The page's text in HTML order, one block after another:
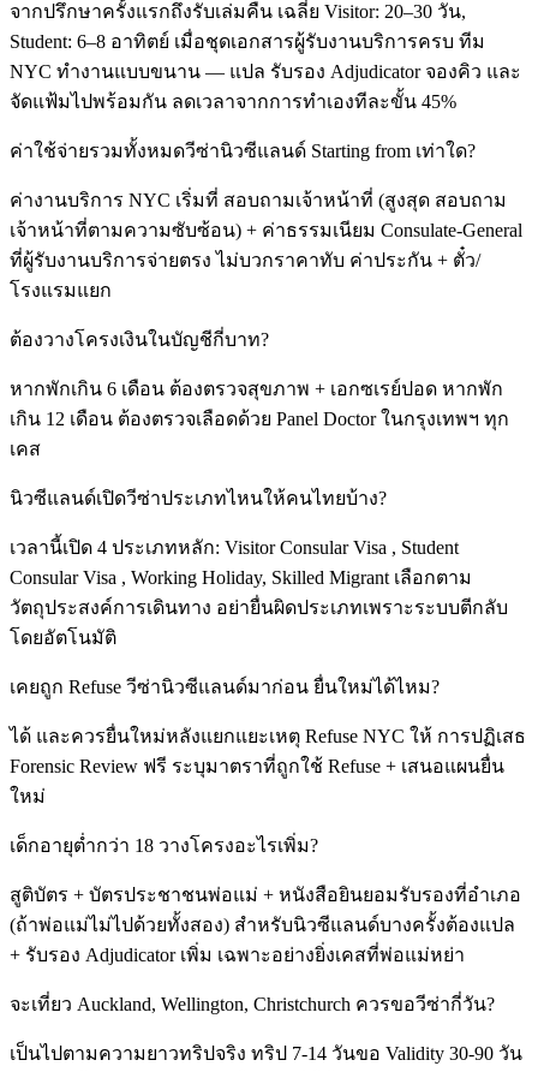
จากปรึกษาครั้งแรกถึงรับเล่มคืน เฉลี่ย Visitor: 20–30 วัน,
Student: 6–8 อาทิตย์ เมื่อชุดเอกสารผู้รับงานบริการครบ ทีม
NYC ทำงานแบบขนาน — แปล รับรอง Adjudicator จองคิว และ
จัดแฟ้มไปพร้อมกัน ลดเวลาจากการทำเองทีละขั้น 45%
ค่าใช้จ่ายรวมทั้งหมดวีซ่านิวซีแลนด์ Starting from เท่าใด?
ค่างานบริการ NYC เริ่มที่ สอบถามเจ้าหน้าที่ (สูงสุด สอบถาม
เจ้าหน้าที่ตามความซับซ้อน) + ค่าธรรมเนียม Consulate-General
ที่ผู้รับงานบริการจ่ายตรง ไม่บวกราคาทับ ค่าประกัน + ตั๋ว/
โรงแรมแยก
ต้องวางโครงเงินในบัญชีกี่บาท?
หากพักเกิน 6 เดือน ต้องตรวจสุขภาพ + เอกซเรย์ปอด หากพัก
เกิน 12 เดือน ต้องตรวจเลือดด้วย Panel Doctor ในกรุงเทพฯ ทุก
เคส
นิวซีแลนด์เปิดวีซ่าประเภทไหนให้คนไทยบ้าง?
เวลานี้เปิด 4 ประเภทหลัก: Visitor Consular Visa , Student
Consular Visa , Working Holiday, Skilled Migrant เลือกตาม
วัตถุประสงค์การเดินทาง อย่ายื่นผิดประเภทเพราะระบบตีกลับ
โดยอัตโนมัติ
เคยถูก Refuse วีซ่านิวซีแลนด์มาก่อน ยื่นใหม่ได้ไหม?
ได้ และควรยื่นใหม่หลังแยกแยะเหตุ Refuse NYC ให้ การปฏิเสธ
Forensic Review ฟรี ระบุมาตราที่ถูกใช้ Refuse + เสนอแผนยื่น
ใหม่
เด็กอายุต่ำกว่า 18 วางโครงอะไรเพิ่ม?
สูติบัตร + บัตรประชาชนพ่อแม่ + หนังสือยินยอมรับรองที่อำเภอ
(ถ้าพ่อแม่ไม่ไปด้วยทั้งสอง) สำหรับนิวซีแลนด์บางครั้งต้องแปล
+ รับรอง Adjudicator เพิ่ม เฉพาะอย่างยิ่งเคสที่พ่อแม่หย่า
จะเที่ยว Auckland, Wellington, Christchurch ควรขอวีซ่ากี่วัน?
เป็นไปตามความยาวทริปจริง ทริป 7-14 วันขอ Validity 30-90 วัน